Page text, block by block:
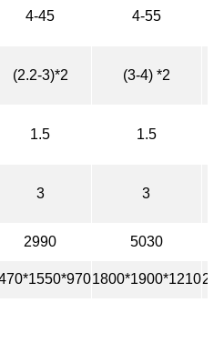
4-45 4-55
(2.2-3)*2 (3-4) *2
1.5 1.5
3 3
2990 5030
1800*1900*1210